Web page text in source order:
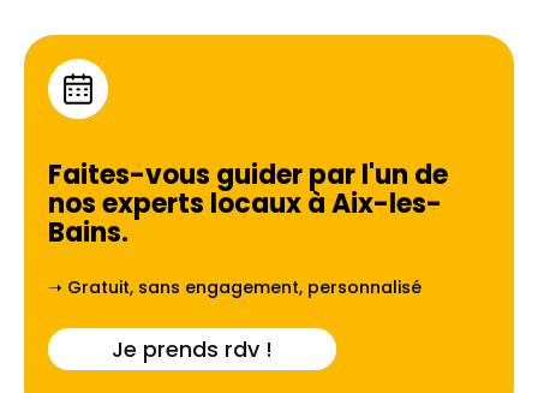
Faites-vous guider par l'un de
nos experts locaux àAix-les-
Bains.
➝ Gratuit, sans engagement, personnalisé
Je prends rdv !